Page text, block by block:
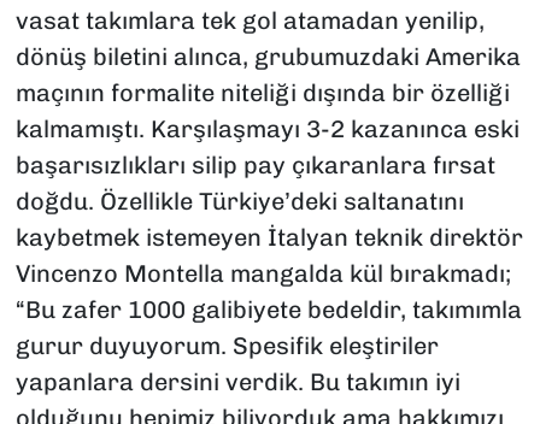
vasat takımlara tek gol atamadan yenilip,
dönüş biletini alınca, grubumuzdaki Amerika
maçının formalite niteliği dışında bir özelliği
kalmamıştı. Karşılaşmayı 3-2 kazanınca eski
başarısızlıkları silip pay çıkaranlara fırsat
doğdu. Özellikle Türkiye’deki saltanatını
kaybetmek istemeyen İtalyan teknik direktör
Vincenzo Montella mangalda kül bırakmadı;
“Bu zafer 1000 galibiyete bedeldir, takımımla
gurur duyuyorum. Spesifik eleştiriler
yapanlara dersini verdik. Bu takımın iyi
olduğunu hepimiz biliyorduk ama hakkımızı